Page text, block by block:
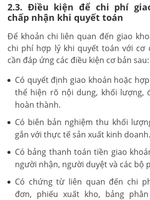
2.3. Điều kiện để chi phí
chấp nhận khi quyết toán
Để khoản chi liên quan đến giao
chi phí hợp lý khi quyết toán với cơ
cần đáp ứng các điều kiện cơ bản sau:
Có quyết định giao khoán hoặc
thể hiện rõ nội dung, khối lượng,
hoàn thành.
Có biên bản nghiệm thu khối
gắn với thực tế sản xuất kinh doanh.
Có bảng thanh toán tiền giao
người nhận, người duyệt và các bộ
Có chứng từ liên quan đến chi
đơn, phiếu xuất kho, bảng